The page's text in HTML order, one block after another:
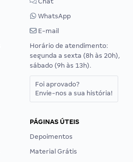
WhatsApp
E-mail
Horário de atendimento:
segunda a sexta (8h às 20h),
sábado (9h às 13h).
Foi aprovado?
Envie-nos a sua história!
PÁGINAS ÚTEIS
Depoimentos
Material Grátis